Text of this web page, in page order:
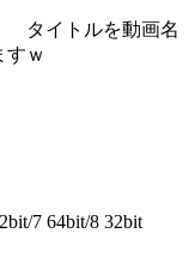
タイトルを動画名
すｗ
7 64bit/8 32bit